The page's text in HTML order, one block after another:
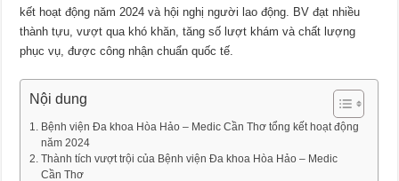
kết hoạt động năm 2024 và hội nghị người lao động. BV đạt nhiều
thành tựu, vượt qua khó khăn, tăng số lượt khám và chất lượng
phục vụ, được công nhận chuẩn quốc tế.
Nội dung
Bệnh viện Đa khoa Hòa Hảo – Medic Cần Thơ tổng kết hoạt động
năm 2024
Thành tích vượt trội của Bệnh viện Đa khoa Hòa Hảo – Medic
Cần Thơ